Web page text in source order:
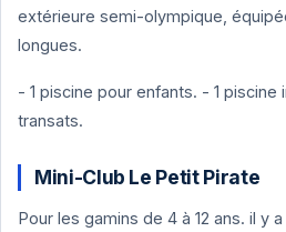
extérieure semi-olympique,
longues.
- 1 piscine pour enfants. - 1
transats.
Mini-Club Le Petit Pirate
Pour les gamins de 4 à 12 ans. il y